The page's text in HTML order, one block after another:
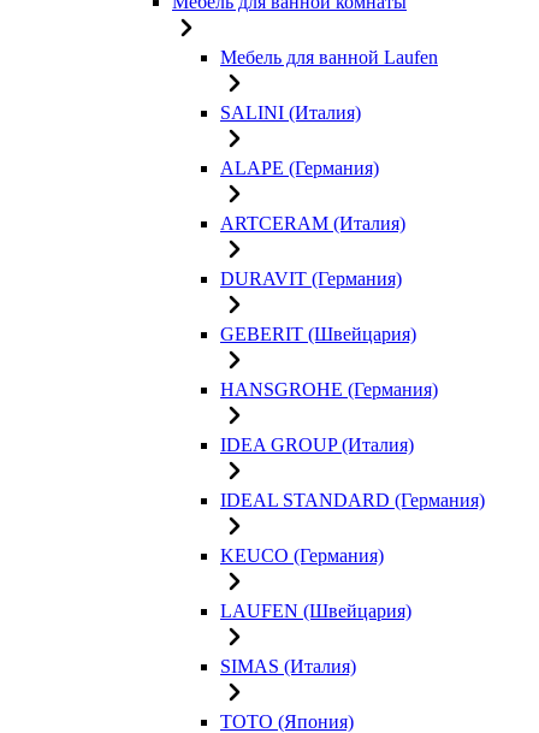
Мебель для ванной Laufen
SALINI (Италия)
ALAPE (Германия)
ARTCERAM (Италия)
DURAVIT (Германия)
GEBERIT (Швейцария)
HANSGROHE (Германия)
IDEA GROUP (Италия)
IDEAL STANDARD (Германия)
KEUCO (Германия)
LAUFEN (Швейцария)
SIMAS (Италия)
TOTO (Япония)